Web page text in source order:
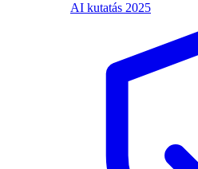
AI kutatás 2025